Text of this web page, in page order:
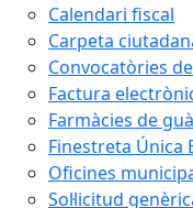
Calendari fiscal
Carpeta
Convocatòries
Factura
Farmàcies de
Finestreta Única
Oficines
Sol·licitud